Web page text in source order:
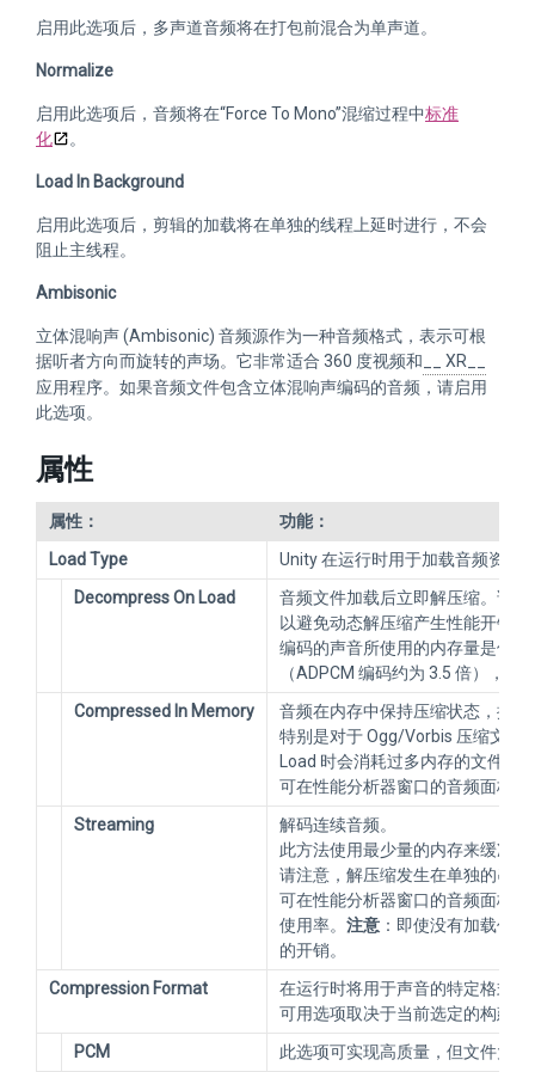
启用此选项后，多声道音频将在打包前混合为单声道。
Normalize
启用此选项后，音频将在“Force To Mono”混缩过程中标准
化
。
Load In Background
启用此选项后，剪辑的加载将在单独的线程上延时进行，不会
阻止主线程。
Ambisonic
立体混响声 (Ambisonic) 音频源作为一种音频格式，表示可根
据听者方向而旋转的声场。它非常适合 360 度视频和 __ XR__
应用程序。如果音频文件包含立体混响声编码的音频，请启用
此选项。
属性
属性：
功能：
Load Type
Unity 在运行时用于加载音频资源
Decompress On Load
音频文件加载后立即解压缩。请
以避免动态解压缩产生性能开销
编码的声音所使用的内存量是保
（ADPCM 编码约为 3.5 倍），
Compressed In Memory
音频在内存中保持压缩状态，播
特别是对于 Ogg/Vorbis 压缩文件
Load 时会消耗过多内存的文件。
可在性能分析器窗口的音频面板中
Streaming
解码连续音频。
此方法使用最少量的内存来缓冲
请注意，解压缩发生在单独的串流
可在性能分析器窗口的音频面板
使用率。 注意 ：即使没有加载任
的开销。
Compression Format
在运行时将用于声音的特定格式。
可用选项取决于当前选定的构建目
PCM
此选项可实现高质量，但文件大